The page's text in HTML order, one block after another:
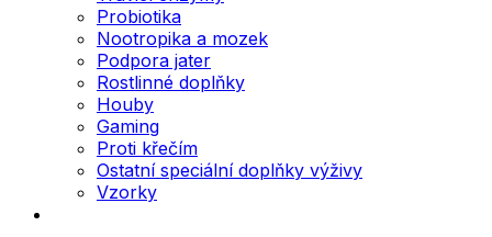
Probiotika
Nootropika a mozek
Podpora jater
Rostlinné doplňky
Houby
Gaming
Proti křečím
Ostatní speciální doplňky výživy
Vzorky